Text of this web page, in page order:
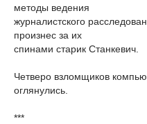
методы ведения
журналистского
произнес за их
спинами старик Станкевич.
Четверо взломщиков
оглянулись.
***